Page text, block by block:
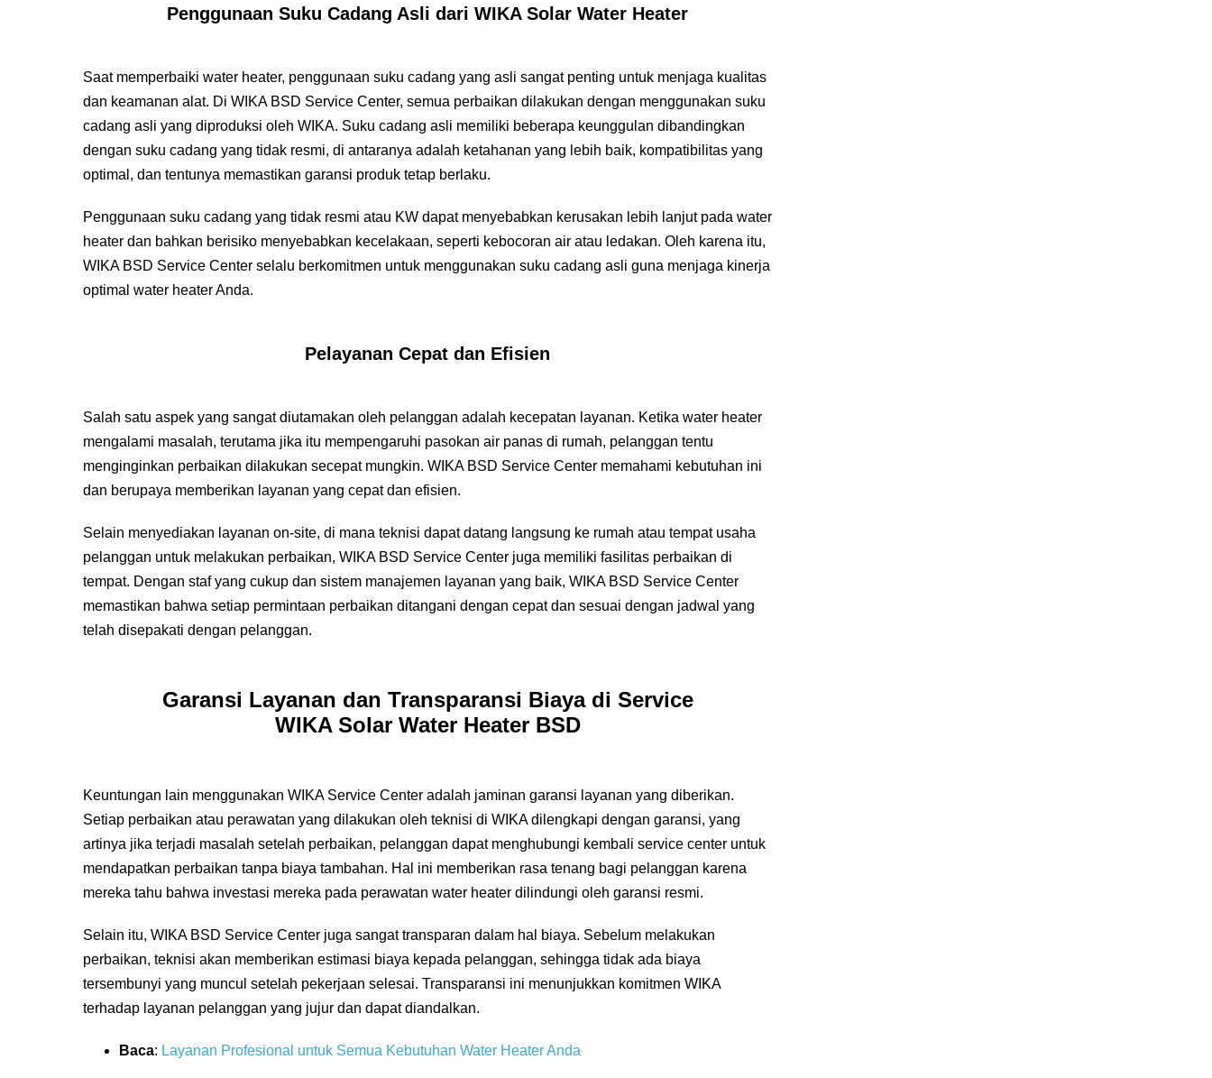
Penggunaan Suku Cadang Asli dari WIKA Solar Water Heater
Saat memperbaiki water heater, penggunaan suku cadang yang asli sangat penting untuk menjaga kualitas
dan keamanan alat. Di WIKA BSD Service Center, semua perbaikan dilakukan dengan menggunakan suku
cadang asli yang diproduksi oleh WIKA. Suku cadang asli memiliki beberapa keunggulan dibandingkan
dengan suku cadang yang tidak resmi, di antaranya adalah ketahanan yang lebih baik, kompatibilitas yang
optimal, dan tentunya memastikan garansi produk tetap berlaku.
Penggunaan suku cadang yang tidak resmi atau KW dapat menyebabkan kerusakan lebih lanjut pada water
heater dan bahkan berisiko menyebabkan kecelakaan, seperti kebocoran air atau ledakan. Oleh karena itu,
WIKA BSD Service Center selalu berkomitmen untuk menggunakan suku cadang asli guna menjaga kinerja
optimal water heater Anda.
Pelayanan Cepat dan Efisien
Salah satu aspek yang sangat diutamakan oleh pelanggan adalah kecepatan layanan. Ketika water heater
mengalami masalah, terutama jika itu mempengaruhi pasokan air panas di rumah, pelanggan tentu
menginginkan perbaikan dilakukan secepat mungkin. WIKA BSD Service Center memahami kebutuhan ini
dan berupaya memberikan layanan yang cepat dan efisien.
Selain menyediakan layanan on-site, di mana teknisi dapat datang langsung ke rumah atau tempat usaha
pelanggan untuk melakukan perbaikan, WIKA BSD Service Center juga memiliki fasilitas perbaikan di
tempat. Dengan staf yang cukup dan sistem manajemen layanan yang baik, WIKA BSD Service Center
memastikan bahwa setiap permintaan perbaikan ditangani dengan cepat dan sesuai dengan jadwal yang
telah disepakati dengan pelanggan.
Garansi Layanan dan Transparansi Biaya di Service
WIKA Solar Water Heater BSD
Keuntungan lain menggunakan WIKA Service Center adalah jaminan garansi layanan yang diberikan.
Setiap perbaikan atau perawatan yang dilakukan oleh teknisi di WIKA dilengkapi dengan garansi, yang
artinya jika terjadi masalah setelah perbaikan, pelanggan dapat menghubungi kembali service center untuk
mendapatkan perbaikan tanpa biaya tambahan. Hal ini memberikan rasa tenang bagi pelanggan karena
mereka tahu bahwa investasi mereka pada perawatan water heater dilindungi oleh garansi resmi.
Selain itu, WIKA BSD Service Center juga sangat transparan dalam hal biaya. Sebelum melakukan
perbaikan, teknisi akan memberikan estimasi biaya kepada pelanggan, sehingga tidak ada biaya
tersembunyi yang muncul setelah pekerjaan selesai. Transparansi ini menunjukkan komitmen WIKA
terhadap layanan pelanggan yang jujur dan dapat diandalkan.
Baca: Layanan Profesional untuk Semua Kebutuhan Water Heater Anda